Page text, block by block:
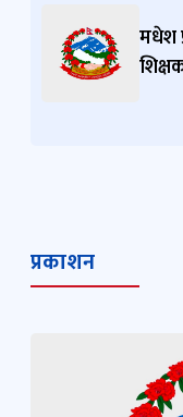
मधेश
प्रकाशन